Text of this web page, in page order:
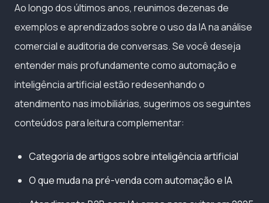
Ao longo dos últimos anos, reunimos dezenas de
exemplos e aprendizados sobre o uso da IA na análise
comercial e auditoria de conversas. Se você deseja
entender mais profundamente como automação e
inteligência artificial estão redesenhando o
atendimento nas imobiliárias, sugerimos os seguintes
conteúdos para leitura complementar:
Categoria de artigos sobre inteligência artificial
O que muda na pré-venda com automação e IA